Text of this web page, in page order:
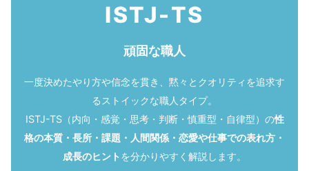
ISTJ-TS
頑固な職人
一度決めたやり方や信念を貫き、黙々とクオリティを追求す
るストイックな職人タイプ。
ISTJ-TS（内向・感覚・思考・判断・慎重型・自律型）の性
格の本質・長所・課題・人間関係・恋愛や仕事での表れ方・
成長のヒント を分かりやすく解説します。